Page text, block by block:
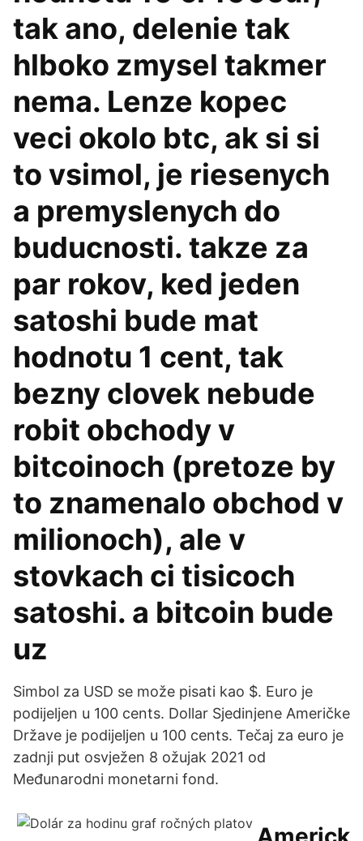
tak ano, delenie tak
hlboko zmysel takmer
nema. Lenze kopec
veci okolo btc, ak si si
to vsimol, je riesenych
a premyslenych do
buducnosti. takze za
par rokov, ked jeden
satoshi bude mat
hodnotu 1 cent, tak
bezny clovek nebude
robit obchody v
bitcoinoch (pretoze by
to znamenalo obchod v
milionoch), ale v
stovkach ci tisicoch
satoshi. a bitcoin bude
uz
Simbol za USD se može pisati kao $. Euro je
podijeljen u 100 cents. Dollar Sjedinjene Američke
Države je podijeljen u 100 cents. Tečaj za euro je
zadnji put osvježen 8 ožujak 2021 od
Međunarodni monetarni fond.